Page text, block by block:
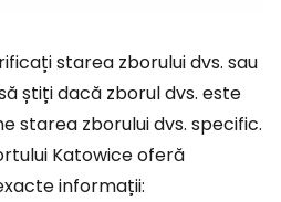
starea zborului dvs. sau
știți dacă zborul dvs. este
starea zborului dvs. specific.
Katowice oferă
informații: